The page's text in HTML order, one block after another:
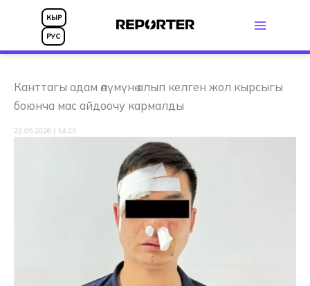
КЫР
РУС
Канттагы адам өлүмүнө алып келген жол кырсыгы
боюнча мас айдоочу кармалды
22.05.2026 | 14:23